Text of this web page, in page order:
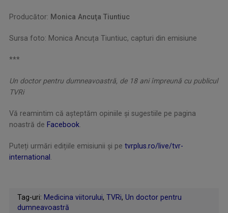
Producător: Monica Ancuţa Tiuntiuc
Sursa foto: Monica Ancuța Tiuntiuc, capturi din emisiune
***
Un doctor pentru dumneavoastră, de 18 ani împreună cu publicul
TVRi
Vă reamintim că așteptăm opiniile și sugestiile pe pagina
noastră de Facebook
Puteți urmări edițiile emisiunii și pe tvrplus.ro/live/tvr-
international
Tag-uri: Medicina viitorului, TVRi, Un doctor pentru
dumneavoastră